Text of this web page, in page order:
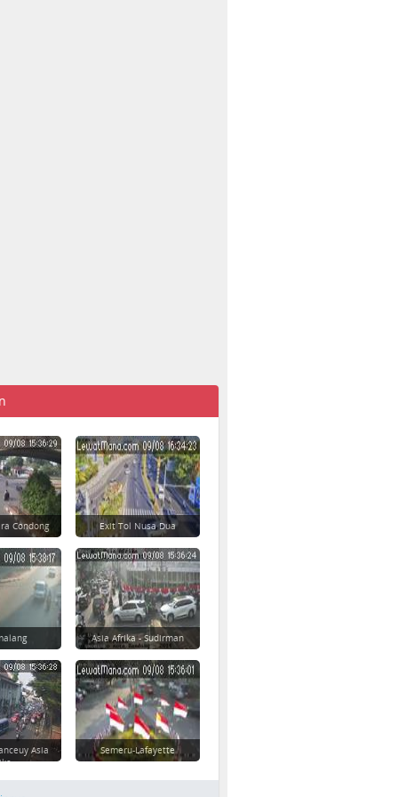
Condong Exit Tol Nusa Dua
Asia Afrika - Sudirman
Asia
Semeru-Lafayette